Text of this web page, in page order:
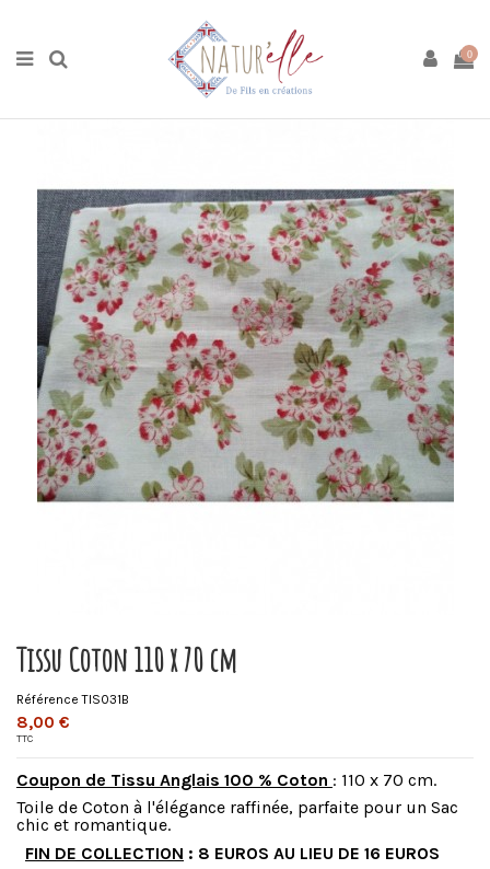
0
Matières premières
Tissu Coton 110 x 70 cm
Référence TIS031B
8,00 €
TTC
Coupon de Tissu Anglais 100 % Coton : 110 x 70 cm.
Toile de Coton à l'élégance raffinée, parfaite pour un Sac
chic et romantique.
FIN DE COLLECTION : 8 EUROS AU LIEU DE 16 EUROS